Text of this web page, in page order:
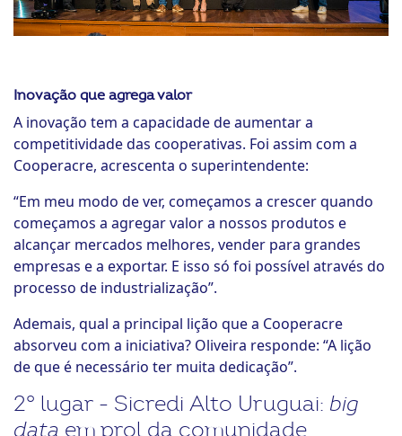
Inovação que agrega valor
A inovação tem a capacidade de aumentar a
competitividade das cooperativas. Foi assim com a
Cooperacre, acrescenta o superintendente:
“Em meu modo de ver, começamos a crescer quando
começamos a agregar valor a nossos produtos e
alcançar mercados melhores, vender para grandes
empresas e a exportar. E isso só foi possível através do
processo de industrialização”.
Ademais, qual a principal lição que a Cooperacre
absorveu com a iniciativa? Oliveira responde: “A lição
de que é necessário ter muita dedicação”.
2° lugar - Sicredi Alto Uruguai: big
data em prol da comunidade